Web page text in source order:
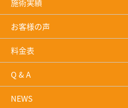
施術実績
お客様の声
料金表
Q & A
NEWS